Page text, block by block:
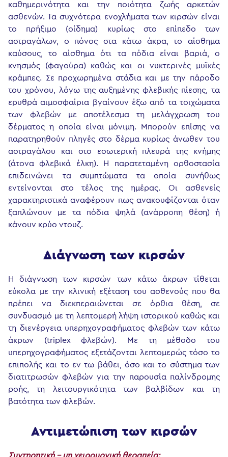
καθημερινότητα και την ποιότητα ζωής αρκετών
ασθενών. Τα συχνότερα ενοχλήματα των κιρσών είναι
το πρήξιμο (οίδημα) κυρίως στο επίπεδο των
αστραγάλων, ο πόνος στα κάτω άκρα, το αίσθημα
καύσους, το αίσθημα ότι τα πόδια είναι βαριά, ο
κνησμός (φαγούρα) καθώς και οι νυκτερινές μυϊκές
κράμπες. Σε προχωρημένα στάδια και με την πάροδο
του χρόνου, λόγω της αυξημένης φλεβικής πίεσης, τα
ερυθρά αιμοσφαίρια βγαίνουν έξω από τα τοιχώματα
των φλεβών με αποτέλεσμα τη μελάγχρωση του
δέρματος η οποία είναι μόνιμη. Μπορούν επίσης να
παρατηρηθούν πληγές στο δέρμα κυρίως άνωθεν του
αστραγάλου και στο εσωτερική πλευρά της κνήμης
(άτονα φλεβικά έλκη). Η παρατεταμένη ορθοστασία
επιδεινώνει τα συμπτώματα τα οποία συνήθως
εντείνονται στο τέλος της ημέρας. Οι ασθενείς
χαρακτηριστικά αναφέρουν πως ανακουφίζονται όταν
ξαπλώνουν με τα πόδια ψηλά (ανάρροπη θέση) ή
κάνουν κρύο ντουζ.
Διάγνωση των κιρσών
Η διάγνωση των κιρσών των κάτω άκρων τίθεται
εύκολα με την κλινική εξέταση του ασθενούς που θα
πρέπει να διεκπεραιώνεται σε όρθια θέση, σε
συνδυασμό με τη λεπτομερή λήψη ιστορικού καθώς και
τη διενέργεια υπερηχογραφήματος φλεβών των κάτω
άκρων (triplex φλεβών). Με τη μέθοδο του
υπερηχογραφήματος εξετάζονται λεπτομερώς τόσο το
επιπολής και το εν τω βάθει, όσο και το σύστημα των
διατιτρωσών φλεβών για την παρουσία παλίνδρομης
ροής, τη λειτουργικότητα των βαλβίδων και τη
βατότητα των φλεβών.
Αντιμετώπιση των κιρσών